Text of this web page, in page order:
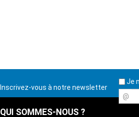
Inscrivez-vous à notre newsletter
Je
@
QUI SOMMES-NOUS ?